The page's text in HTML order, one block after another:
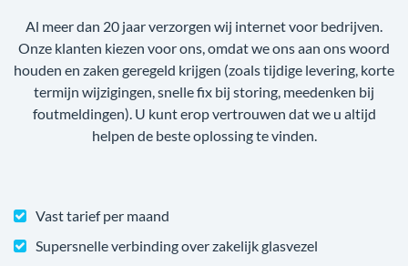
Al meer dan 20 jaar verzorgen wij internet voor bedrijven.
Onze klanten kiezen voor ons, omdat we ons aan ons woord
houden en zaken geregeld krijgen (zoals tijdige levering, korte
termijn wijzigingen, snelle fix bij storing, meedenken bij
foutmeldingen). U kunt erop vertrouwen dat we u altijd
helpen de beste oplossing te vinden.
Vast tarief per maand
Supersnelle verbinding over zakelijk glasvezel